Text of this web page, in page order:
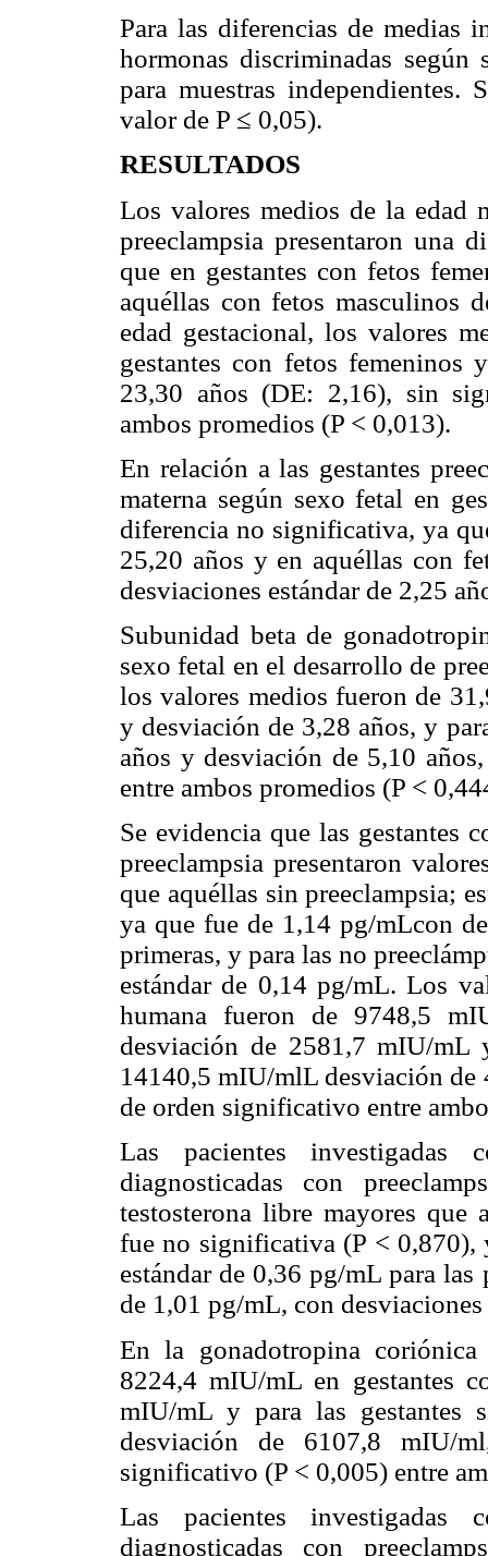
Para las diferencias de medias
hormonas discriminadas
para muestras
valor de P ≤ 0,05).
RESULTADOS
Los valores medios de la edad
preeclampsia presentaron una
que en gestantes con fetos
aquéllas con fetos masculinos
edad gestacional, los valores
gestantes con fetos femeninos
23,30 años (DE: 2,16), sin
ambos promedios (P < 0,013).
En relación a las gestantes
materna según sexo fetal en
diferencia no significativa, ya
25,20 años y en aquéllas con
desviaciones estándar de 2,25
Subunidad beta de
sexo fetal en el desarrollo de
los valores medios fueron de
y desviación de 3,28 años, y
años y desviación de 5,10
entre ambos promedios (P <
Se evidencia que las gestantes
preeclampsia presentaron
que aquéllas sin preeclampsia;
ya que fue de 1,14 pg/mLcon
primeras, y para las no
estándar de 0,14 pg/mL. Los
humana fueron de 9748,5
desviación de 2581,7 mIU/mL
14140,5 mIU/mlL desviación
de orden significativo entre
Las pacientes
diagnosticadas con
testosterona libre mayores que
fue no significativa (P < 0,870),
estándar de 0,36 pg/mL para
de 1,01 pg/mL, con
En la gonadotropina
8224,4 mIU/mL en gestantes
mIU/mL y para las gestantes
desviación de 6107,8 mIU/
significativo (P < 0,005) entre
Las pacientes
diagnosticadas con